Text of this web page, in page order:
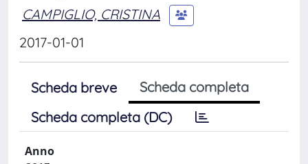
CAMPIGLIO, CRISTINA
2017-01-01
Scheda breve
Scheda completa
Scheda completa (DC)
Anno